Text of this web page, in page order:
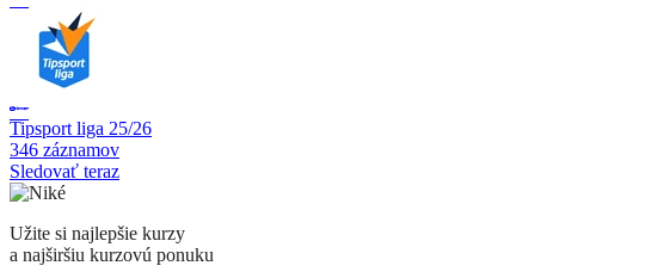
Tipsport liga 25/26
346 záznamov
Sledovať teraz
Užite si najlepšie kurzy
a najširšiu kurzovú ponuku